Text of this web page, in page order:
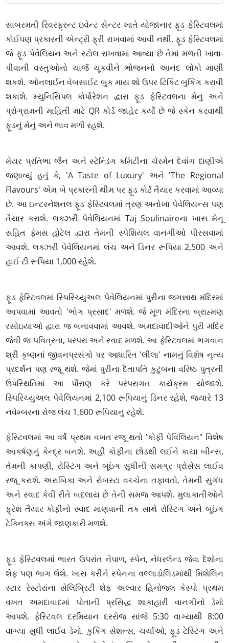
સાબરમતી રિવરફ્રન્ટ ઇવેન્ટ સેન્ટર ખાતે યોજાનાર ફૂડ ફેસ્ટિવલમાં
કોઈપણ પ્રકારની એન્ટ્રી ફ્રી રાખવામાં આવી નથી. ફૂડ ફેસ્ટિવલમાં
જે ફૂડ પેવેલિયન અને સ્ટોલ રાખવામાં આવ્યા છે તેમાં મળતી ખાવા-
પીવાની વસ્તુઓનો ચાર્જ ચૂકવીને ભોજનનો આનંદ લોકો માણી
શકશે. ઓનલાઈન વેબસાઈટ બુક માય શો ઉપર ટિકિટ બુકિંગ કરાવી
શકાશે. મ્યુનિસિપલ કોર્પોરેશન દ્વારા ફૂડ ફેસ્ટિવલના મેનુ અને
પ્રોગ્રામની માહિતી માટે QR કોર્ડ જાહેર કર્યો છે જે સ્કેન કરવાથી
ફૂડનું મેનું અને ભાવ મળી રહશે.
મેયર પ્રતિભા જૈન અને સ્ટેન્ડિંગ કમિટીના ચેરમેન દેવાંગ દાણીએ
જણાવ્યું હતું કે, 'A Taste of Luxury' અને 'The Regional
Flavours' એમ બે પ્રકારની થીમ પર ફૂડ કોર્ટ તૈયાર કરવામાં આવ્યા
છે. આ ઇન્ટરનેશનલ ફૂડ ફેસ્ટિવલમાં ત્રણ અનોખા પેવેલિયન્સ પણ
તૈયાર કરાશે. લક્ઝરી પેવેલિયનમાં Taj Soulinaireના ખાસ મેનૂ
સહિત ફેમસ હોટેલ દ્વારા તેમની સ્પેશિયલ વાનગીઓ પીરસવામાં
આવશે. લક્ઝરી પેવેલિયનમાં લંચ અને ડિનર રૂપિયા 2,500 અને
હાઈ ટી રૂપિયા 1,000 રહેશે.
ફૂડ ફેસ્ટિવલમાં સ્પિરિચ્યુઅલ પેવેલિયનમાં પુરીના જગન્નાથ મંદિરમાં
આપવામાં આવતો 'ભોગ પ્રસાદ' મળશે. જે મૂળ મંદિરના બ્રાહ્મણ
રસોઇયાઓ દ્વારા જ બનાવવામાં આવશે. અમદાવાદીઓને પુરી મંદિર
જેવી જ પવિત્રતા, પરંપરા અને સ્વાદ મળશે. આ ફેસ્ટિવલમાં ભગવાન
શ્રી કૃષ્ણનાં જીવનપ્રસંગો પર આધારિત 'લીલા' નામનું વિશેષ નૃત્ય
પ્રદર્શન પણ રજૂ થશે. જેમાં પુરીના દૈતાપતિ કુટુંબના વરિષ્ઠ પુત્રની
ઉપસ્થિતિમાં આ પૌરાણ કરે પરંપરાગત કાર્યક્રમ યોજાશે.
સ્પિરિચ્યુઅલ પેવેલિયનમાં 2,100 રૂપિયાનું ડિનર રહેશે, જ્યારે 13
નવેમ્બરના રોજ લંચ 1,600 રૂપિયાનું રહેશે.
ફેસ્ટિવલમાં આ વર્ષે પ્રથમ વખત રજૂ થતો 'કોફી પેવિલિયન" વિશેષ
આકર્ષણનું કેન્દ્ર બનશે. અહીં કોફીના છોડથી લઈને કાચા બીન્સ,
તેમની કાપણી, રોસ્ટિંગ અને બૂઇંગ સુધીની સમગ્ર પ્રોસેસ લાઈવ
રજૂ કરાશે. અરાબિકા અને રોબસ્ટા વચ્ચેના તફાવતો, તેમની સુગંધ
અને સ્વાદ કેવી રીતે બદલાય છે તેની સમજ આપશે. મુલાકાતીઓને
ફ્રેશ તૈયાર કોફીનો સ્વાદ માણવાની તક સાથે રોસ્ટિંગ અને બૂઇંગ
ટેક્નિક્સ અંગે જાણકારી મળશે.
ફૂડ ફેસ્ટિવલમાં ભારત ઉપરાંત નેપાળ, સ્પેન, નેધરલેન્ડ જેવા દેશોના
શેફ પણ ભાગ લેશે. ખાસ કરીને સ્પેનના વલ્લાડોલિડમાંથી મિશેલિન
સ્ટાર રેસ્ટોરાંના સેલિબ્રિટી શેફ અલ્વાર હિનોજલ કેસ્પો પ્રથમ
વખત અમદાવાદમાં પોતાની પ્રસિદ્ધ શાકાહારી વાનગીનો ડેમો
આપશે. ફેસ્ટિવલ દરમિયાન દરરોજ સાંજે 5:30 વાગ્યાથી 8:00
વાગ્યા સુધી લાઈવ ડેમો, કુકિંગ સેશન્સ, ચર્ચાઓ, ફૂડ ટેસ્ટિંગ અને